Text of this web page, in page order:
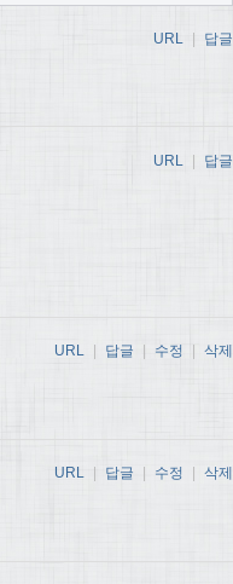
URL | 답글
URL | 답글
URL 답글 수정 삭제
URL 답글 수정 삭제